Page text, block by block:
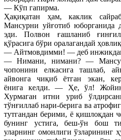
— Кўп гапирма.
Ҳақиқатан ҳам, каклик
Мансурни уйғотиб юборганида
эди. Полвон ғашланиб
қўрасига бўри оралагандай
— Айтмовдимми! — деб
— Нимани, нимани? —
чопонини елкасига ташлаб,
айвонга чиқиб ётган экан,
ёнига келди. — Ҳе, ўл!
Хурмаган итни уриб
тўнғиллаб нари-берига ва
тутгандан берими, ё қишлоқдан
бунинг устига, беш-ўн бош
уларнинг омонлиги ўзларининг